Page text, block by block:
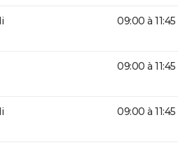
09:00 à 11:45
09:00 à 11:45
09:00 à 11:45